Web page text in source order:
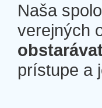
Naša
verejných
prístupe a